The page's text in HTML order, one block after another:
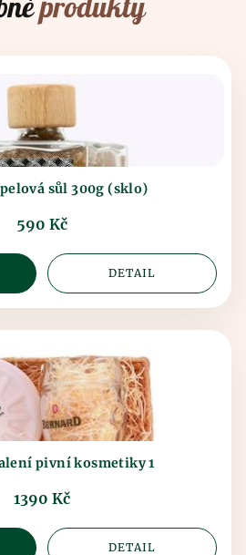
sůl 300g (sklo)
590 Kč
DETAIL
pivní kosmetiky 1
1390 Kč
DETAIL